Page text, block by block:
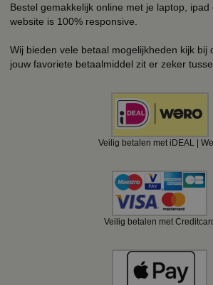
Bestel gemakkelijk online met je laptop, ipad
website is 100% responsive.
Wij bieden vele betaal mogelijkheden kijk bij
jouw favoriete betaalmiddel zit er zeker
Veilig betalen met iDEAL |
Veilig betalen met